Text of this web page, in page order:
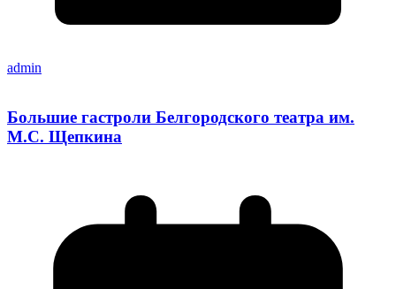
admin
Большие гастроли Белгородского театра им.
М.С. Щепкина